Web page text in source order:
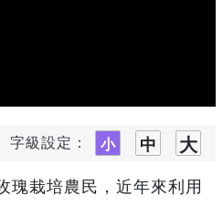
字級設定：
瑰栽培農民，近年來利用